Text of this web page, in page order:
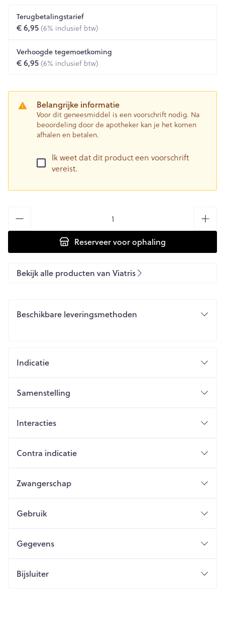
Terugbetalingstarief
€ 6,95 (6% inclusief btw)
Verhoogde tegemoetkoming
€ 6,95 (6% inclusief btw)
Belangrijke informatie
Voor dit geneesmiddel is een voorschrift nodig. Na
beoordeling door de apotheker kan je het komen
afhalen en betalen.
Ik weet dat dit product een voorschrift
vereist.
Reserveervoor ophaling
Bekijk alle producten van Viatris
Beschikbare leveringsmethoden
Indicatie
Samenstelling
Interacties
Contra indicatie
Zwangerschap
Gebruik
Gegevens
Bijsluiter